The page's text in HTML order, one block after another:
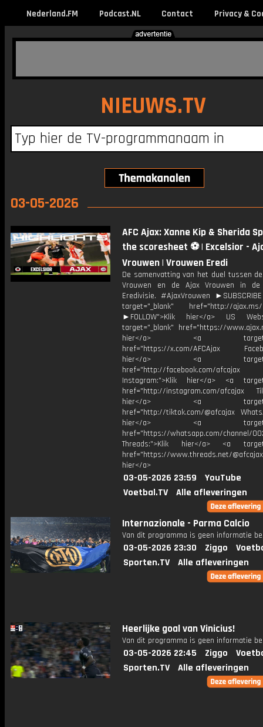
Nederland.FM Podcast.NL Contact Privacy &
NIEUWS.TV
03-05-2026
AFC Ajax: Xanne Kip & Sherida
the scoresheet ⚽️ | Excelsior -
Vrouwen | Vrouwen Eredi
De samenvatting van het duel tussen
Vrouwen en de Ajax Vrouwen in de
Eredivisie. #AjaxVrouwen
target="_blank" href="http://ajax.ms/
►FOLLOW">Klik hier</a> US
target="_blank" href="https://
hier</a> <a
href="https://x.com/AFCAjax
hier</a> <a
href="http://facebook.com/afcajax
Instagram:">Klik hier</a> <a
href="http://instagram.com/afcajax
hier</a> <a
href="http://tiktok.com/@afcajax
hier</a> <a
href="https://whatsapp.com/channel/
Threads:">Klik hier</a> <a
href="https://www.threads.net/
hier</a>
03-05-2026 23:59
YouTube
Voetbal.TV
Alle afleveringen
Internazionale - Parma Calcio
Van dit programma is geen informatie
03-05-2026 23:30 Ziggo
Sporten.TV
Alle afleveringen
Heerlijke goal van Vinicius!
Van dit programma is geen informatie
03-05-2026 22:45 Ziggo
Sporten.TV
Alle afleveringen